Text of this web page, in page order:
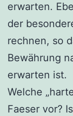
erwarten.
der
rechnen, so
Bewährung
erwarten ist.
Welche
Faeser vor?